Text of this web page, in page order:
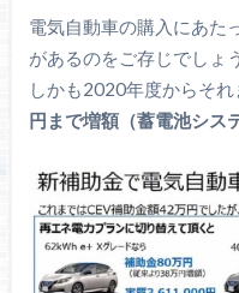
電気自動車の購入にあた
があるのをご存じでしょ
しかも2020年度からそ
円まで増額（蓄電池シス